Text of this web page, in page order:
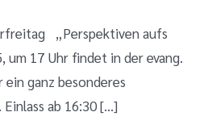
„Perspektiven aufs
um 17 Uhr findet in der evang.
ganz besonderes
ab 16:30 [...]